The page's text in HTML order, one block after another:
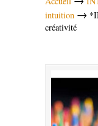
intuition →
créativité